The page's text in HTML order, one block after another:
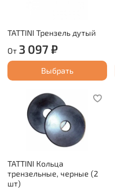
TATTINI Трензель дутый
От 3 097 ₽
Выбрать
TATTINI Кольца
трензельные, черные (2
шт)